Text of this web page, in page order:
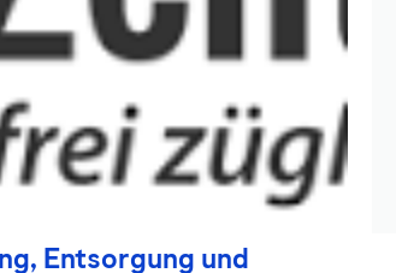
Entsorgung und